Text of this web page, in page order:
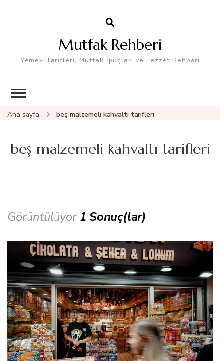
Mutfak Rehberi
Yemek Tarifleri, Mutfak İpuçları ve Lezzet Rehberi
Ana sayfa beş malzemeli kahvaltı tarifleri
beş malzemeli kahvaltı tarifleri
Görüntülüyor 1 Sonuç(lar)